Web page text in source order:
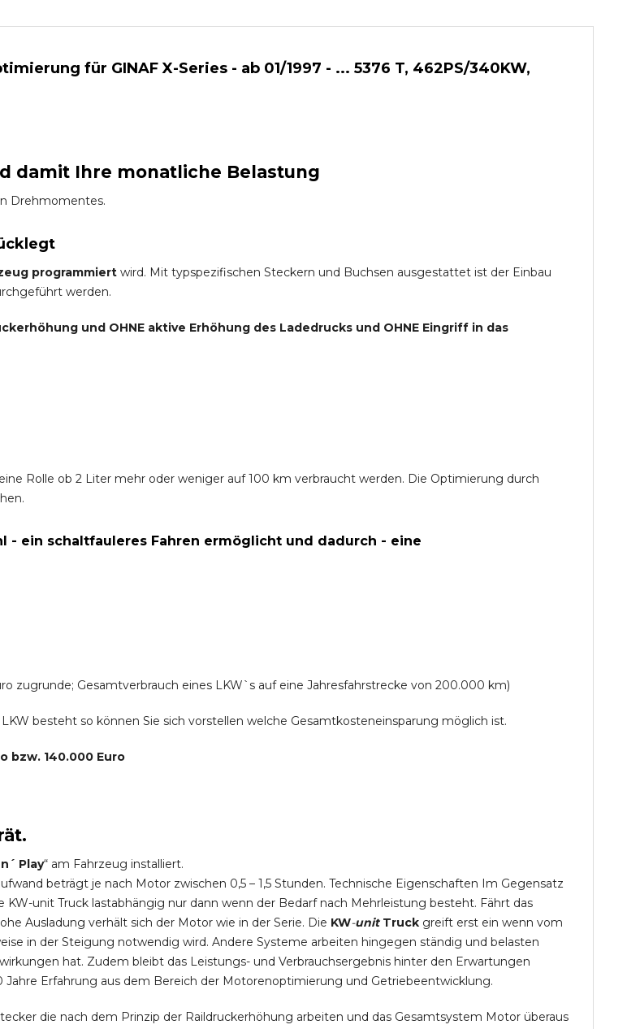
für GINAF X-Series - ab 01/1997 - ... 5376 T, 462PS/340KW,
damit Ihre monatliche Belastung
Drehmomentes.
programmiert wird. Mit typspezifischen Steckern und Buchsen ausgestattet ist der Einbau
werden.
und OHNE aktive Erhöhung des Ladedrucks und OHNE Eingriff in das
Rolle ob 2 Liter mehr oder weniger auf 100 km verbraucht werden. Die Optimierung durch
- ein schaltfauleres Fahren ermöglicht und dadurch - eine
zugrunde; Gesamtverbrauch eines LKW`s auf eine Jahresfahrstrecke von 200.000 km)
besteht so können Sie sich vorstellen welche Gesamtkosteneinsparung möglich ist.
bzw. 140.000 Euro
Play“ am Fahrzeug installiert.
beträgt je nach Motor zwischen 0,5 – 1,5 Stunden. Technische Eigenschaften Im Gegensatz
unit Truck lastabhängig nur dann wenn der Bedarf nach Mehrleistung besteht. Fährt das
Ausladung verhält sich der Motor wie in der Serie. Die KW-unit Truck greift erst ein wenn vom
in der Steigung notwendig wird. Andere Systeme arbeiten hingegen ständig und belasten
hat. Zudem bleibt das Leistungs- und Verbrauchsergebnis hinter den Erwartungen
Jahre Erfahrung aus dem Bereich der Motorenoptimierung und Getriebeentwicklung.
die nach dem Prinzip der Raildruckerhöhung arbeiten und das Gesamtsystem Motor überaus